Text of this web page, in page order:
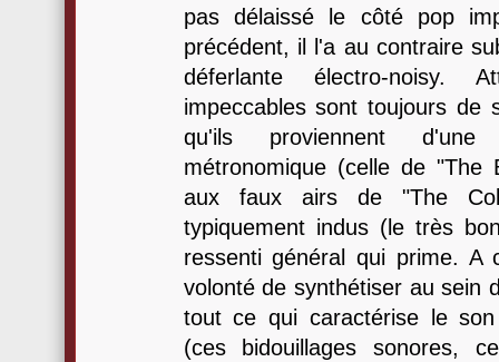
pas délaissé le côté pop
précédent, il l'a au contraire
déferlante électro-noisy.
impeccables sont toujours de
qu'ils proviennent d'une
métronomique (celle de "The
aux faux airs de "The
typiquement indus (le très
ressenti général qui prime. A
volonté de synthétiser au sein
tout ce qui caractérise le
(ces bidouillages sonores,